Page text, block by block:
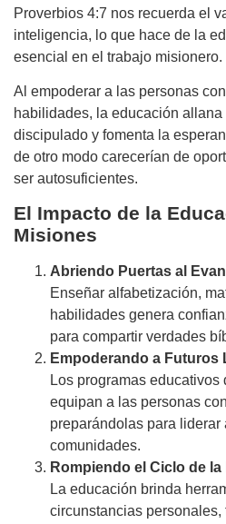
Proverbios 4:7 nos recuerda el
inteligencia, lo que hace de la
esencial en el trabajo misionero.
Al empoderar a las personas
habilidades, la educación allana
discipulado y fomenta la
de otro modo carecerían de
ser autosuficientes.
El Impacto de la
Misiones
Abriendo Puertas al
Enseñar alfabetización,
habilidades genera
para compartir verdades
Empoderando a Futuros
Los programas
equipan a las personas
preparándolas para liderar
comunidades.
Rompiendo el Ciclo de la
La educación brinda
circunstancias